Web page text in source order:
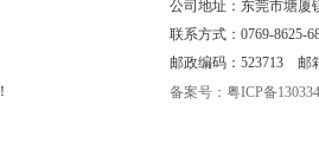
公司地址：东莞市塘厦
联系方式：0769-8625-
邮政编码：523713 邮
备案号：粤ICP备